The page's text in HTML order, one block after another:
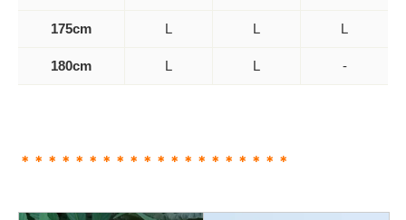
175cm L L L
180cm L L -
＊＊＊＊＊＊＊＊＊＊＊＊＊＊＊＊＊＊＊＊